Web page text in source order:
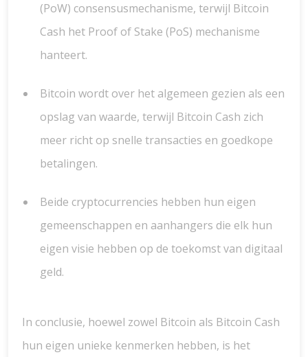
(PoW) consensusmechanisme, terwijl Bitcoin
Cash het Proof of Stake (PoS) mechanisme
hanteert.
Bitcoin wordt over het algemeen gezien als een
opslag van waarde, terwijl Bitcoin Cash zich
meer richt op snelle transacties en goedkope
betalingen.
Beide cryptocurrencies hebben hun eigen
gemeenschappen en aanhangers die elk hun
eigen visie hebben op de toekomst van digitaal
geld.
In conclusie, hoewel zowel Bitcoin als Bitcoin Cash
hun eigen unieke kenmerken hebben, is het